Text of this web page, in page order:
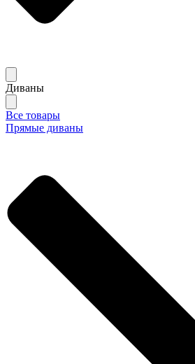
Диваны
Все товары
Прямые диваны